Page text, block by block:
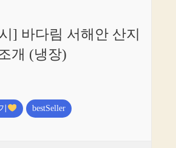
] 바다림 서해안 산지
개 (냉장)
bestSeller